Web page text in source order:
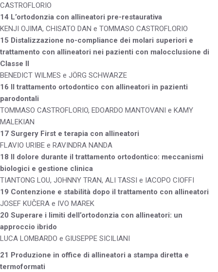
CASTROFLORIO
14 L’ortodonzia con allineatori pre-restaurativa
KENJI OJIMA, CHISATO DAN e TOMMASO CASTROFLORIO
15 Distalizzazione no-compliance dei molari superiori e
trattamento con allineatori nei pazienti con malocclusione di
Classe II
BENEDICT WILMES e JÖRG SCHWARZE
16 Il trattamento ortodontico con allineatori in pazienti
parodontali
TOMMASO CASTROFLORIO, EDOARDO MANTOVANI e KAMY
MALEKIAN
17 Surgery First e terapia con allineatori
FLAVIO URIBE e RAVINDRA NANDA
18 Il dolore durante il trattamento ortodontico: meccanismi
biologici e gestione clinica
TIANTONG LOU, JOHNNY TRAN, ALI TASSI e IACOPO CIOFFI
19 Contenzione e stabilità dopo il trattamento con allineatori
JOSEF KUČERA e IVO MAREK
20 Superare i limiti dell’ortodonzia con allineatori: un
approccio ibrido
LUCA LOMBARDO e GIUSEPPE SICILIANI
21 Produzione in office di allineatori a stampa diretta e
termoformati